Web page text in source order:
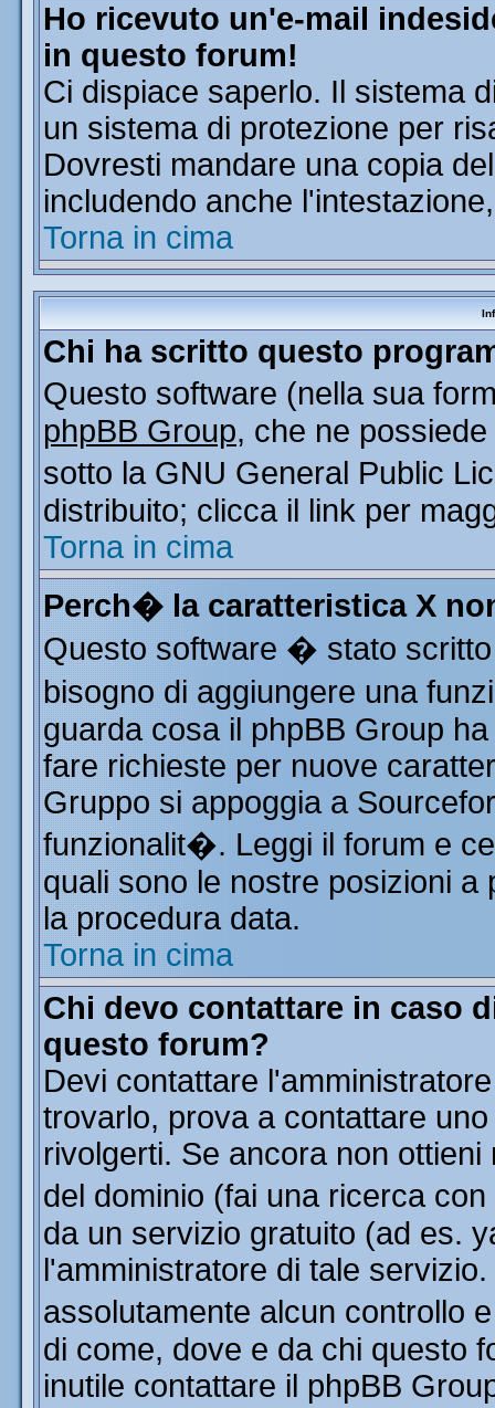
Ho ricevuto un'e-mail
in questo forum!
Ci dispiace saperlo. Il sistema
un sistema di protezione per
Dovresti mandare una copia
includendo anche
Torna in cima
Chi ha scritto questo
Questo software (nella sua
phpBB Group, che ne
sotto la GNU General Public
distribuito; clicca il link per
Torna in cima
Perch� la caratteristica X
Questo software � stato
bisogno di aggiungere una
guarda cosa il phpBB Group
fare richieste per nuove
Gruppo si appoggia a
funzionalit�. Leggi il forum e
quali sono le nostre posizioni
la procedura data.
Torna in cima
Chi devo contattare in caso
questo forum?
Devi contattare
trovarlo, prova a contattare
rivolgerti. Se ancora non
del dominio (fai una ricerca
da un servizio gratuito (ad es.
l'amministratore di tale
assolutamente alcun controllo
di come, dove e da chi questo
inutile contattare il phpBB